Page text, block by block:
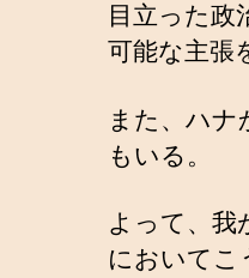
目立った政
可能な主張
また、ハナ
もいる。
よって、我
においてこ